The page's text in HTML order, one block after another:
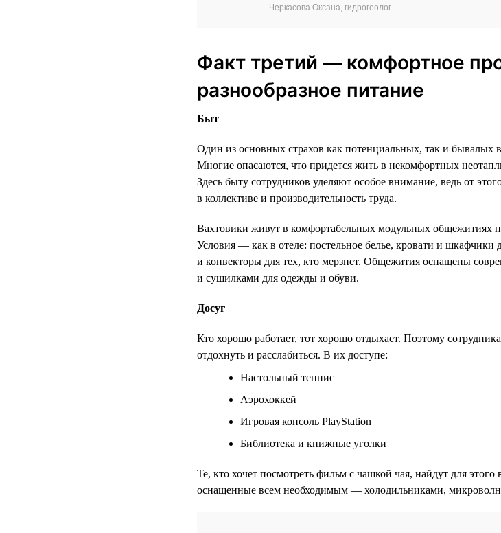
Черкасова Оксана, гидрогеолог
Факт третий — комфортное
разнообразное питание
Быт
Один из основных страхов как потенциальных, так и бывалых
Многие опасаются, что придется жить в некомфортных
Здесь быту сотрудников уделяют особое внимание, ведь от
в коллективе и производительность труда.
Вахтовики живут в комфортабельных модульных общежитиях
Условия — как в отеле: постельное белье, кровати и
и конвекторы для тех, кто мерзнет. Общежития оснащены
и сушилками для одежды и обуви.
Досуг
Кто хорошо работает, тот хорошо отдыхает. Поэтому
отдохнуть и расслабиться. В их доступе:
Настольный теннис
Аэрохоккей
Игровая консоль PlayStation
Библиотека и книжные уголки
Те, кто хочет посмотреть фильм с чашкой чая, найдут для этого
оснащенные всем необходимым — холодильниками,